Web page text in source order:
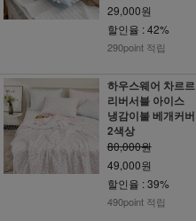
29,000원
할인율 : 42%
290point 적립
하우스웨어 차르르
리버서블 아이스
냉감이불 베개커버
2색상
80,000원
49,000원
할인율 : 39%
490point 적립